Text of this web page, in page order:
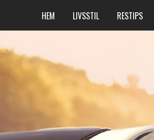
HEM LIVSSTIL RESTIPS